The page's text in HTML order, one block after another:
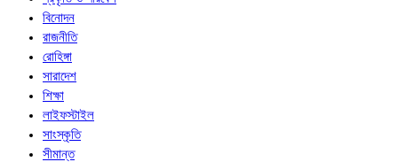
বিনোদন
রাজনীতি
রোহিঙ্গা
সারাদেশ
শিক্ষা
লাইফস্টাইল
সাংস্কৃতি
সীমান্ত